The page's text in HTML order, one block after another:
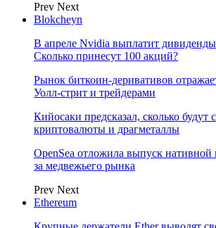
Prev Next
Blokcheyn
В апреле Nvidia выплатит дивиденды
Сколько принесут 100 акций?
Рынок биткоин-деривативов
Уолл-стрит и трейдерами
Кийосаки предсказал, сколько будут
криптовалюты и драгметаллы
OpenSea отложила выпуск
за медвежьего рынка
Prev Next
Ethereum